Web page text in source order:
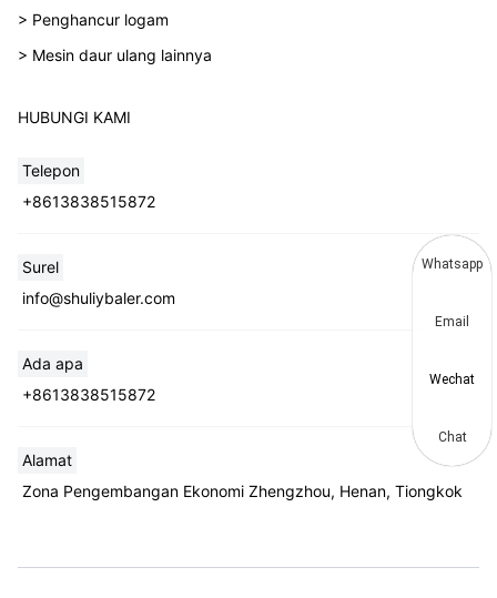
> Penghancur logam
> Mesin daur ulang lainnya
HUBUNGI KAMI
Telepon
+8613838515872
Surel
info@shuliybaler.com
Ada apa
+8613838515872
Alamat
Zona Pengembangan Ekonomi Zhengzhou, Henan, Tiongkok
Whatsapp
Email
Wechat
Chat